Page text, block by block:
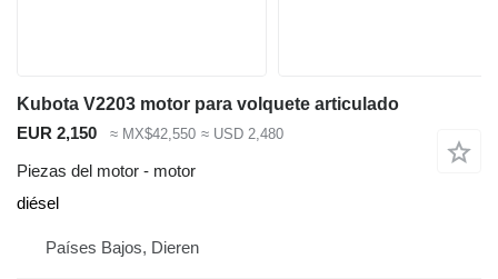
Kubota V2203 motor para volquete articulado
EUR 2,150
≈ MX$42,550 ≈ USD 2,480
Piezas del motor - motor
diésel
Países Bajos, Dieren